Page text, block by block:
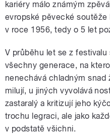
kariéry málo známým
evropské pěvecké soutěže
v roce 1956, tedy o 5 let
V průběhu let se z
všechny generace, na
nenechává chladným snad
milují, u jiných vyvolává
zastaralý a kritizují jeho
trochu legraci, ale jako
v podstatě všichni.